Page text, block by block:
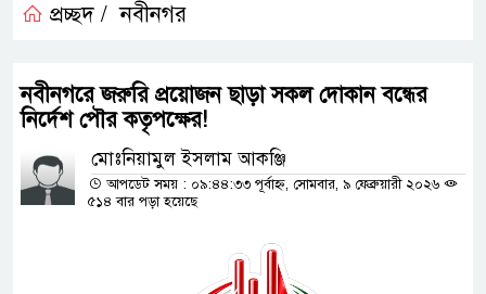
প্রচ্ছদ / নবীনগর
নবীনগরে জরুরি প্রয়োজন ছাড়া সকল দোকান বন্ধের
নির্দেশ পৌর কতৃপক্ষের!
মোঃনিয়ামুল ইসলাম আকঞ্জি
আপডেট সময় : ০৯:৪৪:৩৩ পূর্বাহ্ন, সোমবার, ৯ ফেব্রুয়ারী ২০২৬
৫১৪ বার পড়া হয়েছে